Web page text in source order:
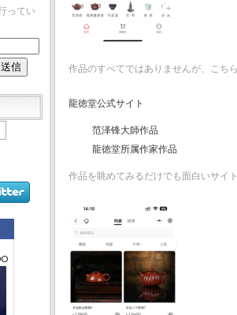
作品のすべてではありませんが、こち
龍徳堂公式サイト
范泽锋大師作品
龍徳堂所属作家作品
作品を眺めてみるだけでも面白いサイ
ってい